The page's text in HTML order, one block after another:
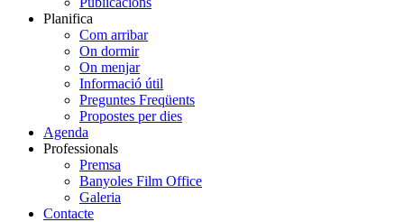
Planifica
Com arribar
On dormir
On menjar
Informació útil
Preguntes Freqüents
Propostes per dies
Agenda
Professionals
Premsa
Banyoles Film Office
Galeria
Contacte